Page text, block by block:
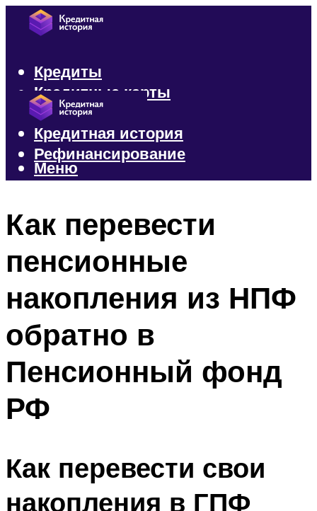
Кредиты
Кредитные карты
Микрозаймы
Кредитная история
Рефинансирование
Меню
Как перевести
пенсионные
накопления из НПФ
обратно в
Пенсионный фонд
РФ
Как перевести свои
накопления в ГПФ